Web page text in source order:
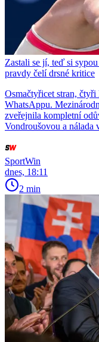
Zastali se jí, teď si
pravdy čelí drsné kritice
Osmačtyřicet stran, čtyři
WhatsAppu.
zveřejnila kompletní
Vondroušovou a nálada
SportWin
dnes, 18:11
2 min